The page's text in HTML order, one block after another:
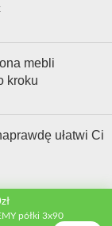
mebli
kroku
ułatwi Ci
półki 3x90